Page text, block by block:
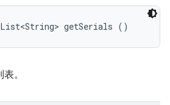
getSerials ()
。